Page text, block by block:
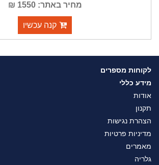
מחיר באתר: 1550 ₪
קנה עכשיו
לקוחות מספרים
מידע כללי
אודות
תקנון
הצהרת נגישות
מדיניות פרטיות
מאמרים
גלריה